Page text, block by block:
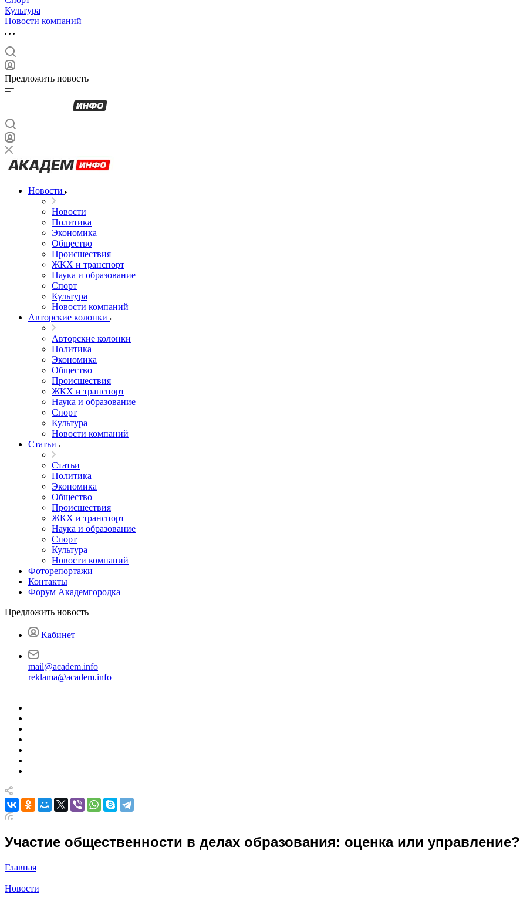
Культура
Новости компаний
Предложить новость
Новости
Новости
Политика
Экономика
Общество
Происшествия
ЖКХ и транспорт
Наука и образование
Спорт
Культура
Новости компаний
Авторские колонки
Авторские колонки
Политика
Экономика
Общество
Происшествия
ЖКХ и транспорт
Наука и образование
Спорт
Культура
Новости компаний
Статьи
Статьи
Политика
Экономика
Общество
Происшествия
ЖКХ и транспорт
Наука и образование
Спорт
Культура
Новости компаний
Фоторепортажи
Контакты
Форум Академгородка
Предложить новость
Кабинет
mail@academ.info
reklama@academ.info
Участие общественности в делах образования: оценка или управление?
Главная
—
Новости
—